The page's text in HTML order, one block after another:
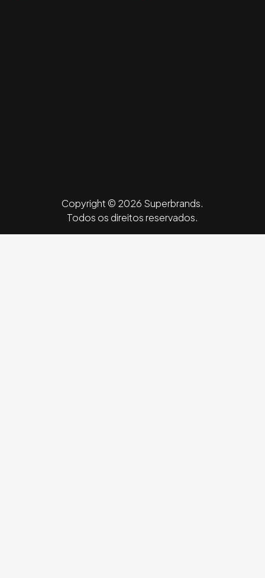
Copyright © 2026 Superbrands.
Todos os direitos reservados.